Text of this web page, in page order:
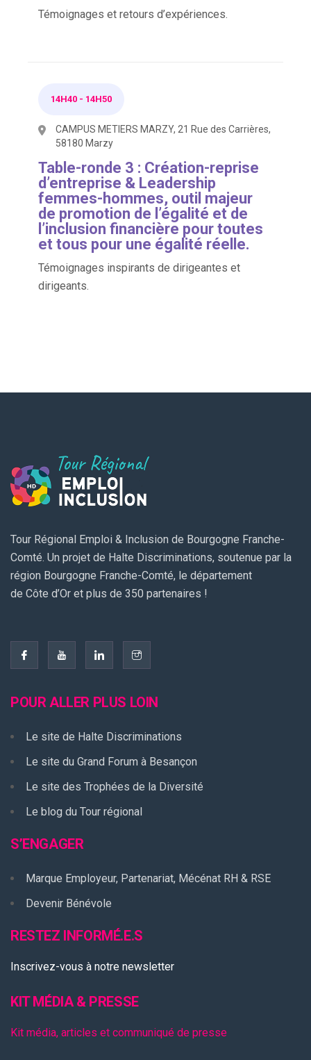
Témoignages et retours d’expériences.
14H40 - 14H50
CAMPUS METIERS MARZY, 21 Rue des Carrières,
58180 Marzy
Table-ronde 3 : Création-reprise
d’entreprise & Leadership
femmes-hommes, outil majeur
de promotion de l’égalité et de
l’inclusion financière pour toutes
et tous pour une égalité réelle.
Témoignages inspirants de dirigeantes et
dirigeants.
Tour Régional Emploi & Inclusion de Bourgogne Franche-
Comté. Un projet de Halte Discriminations, soutenue par la
région Bourgogne Franche-Comté, le département
de Côte d’Or et plus de 350 partenaires !
POUR ALLER PLUS LOIN
Le site de Halte Discriminations
Le site du Grand Forum à Besançon
Le site des Trophées de la Diversité
Le blog du Tour régional
S’ENGAGER
Marque Employeur, Partenariat, Mécénat RH & RSE
Devenir Bénévole
RESTEZ INFORMÉ.E.S
Inscrivez-vous à notre newsletter
KIT MÉDIA & PRESSE
Kit média, articles et communiqué de presse